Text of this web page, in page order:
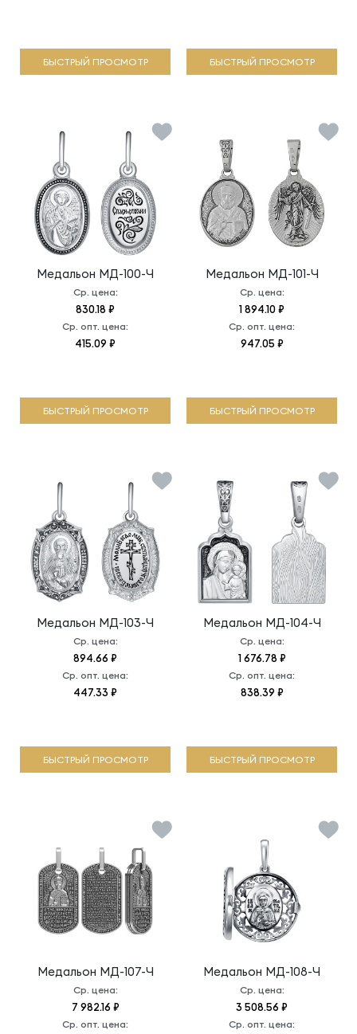
БЫСТРЫЙ ПРОСМОТР БЫСТРЫЙ ПРОСМОТР
Медальон МД-100-Ч
Ср. цена:
830.18 ₽
Ср. опт. цена:
415.09 ₽
БЫСТРЫЙ ПРОСМОТР
Медальон МД-101-Ч
Ср. цена:
1 894.10 ₽
Ср. опт. цена:
947.05 ₽
БЫСТРЫЙ ПРОСМОТР
Медальон МД-103-Ч
Ср. цена:
894.66 ₽
Ср. опт. цена:
447.33 ₽
БЫСТРЫЙ ПРОСМОТР
Медальон МД-104-Ч
Ср. цена:
1 676.78 ₽
Ср. опт. цена:
838.39 ₽
БЫСТРЫЙ ПРОСМОТР
Медальон МД-107-Ч
Ср. цена:
7 982.16 ₽
Ср. опт. цена:
Медальон МД-108-Ч
Ср. цена:
3 508.56 ₽
Ср. опт. цена: